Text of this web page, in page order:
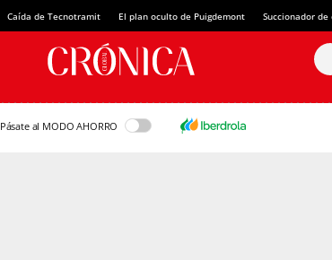
Caída de Tecnotramit El plan oculto de Puigdemont Succionador
Pásate al MODO AHORRO